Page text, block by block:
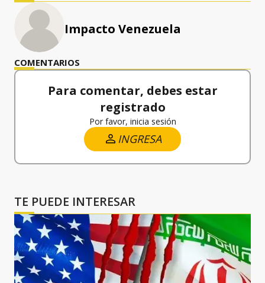
Impacto Venezuela
COMENTARIOS
Para comentar, debes estar
registrado
Por favor, inicia sesión
INGRESA
TE PUEDE INTERESAR